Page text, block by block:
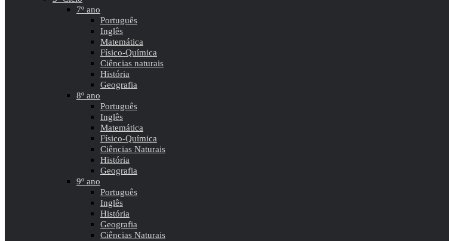
7º ano
Português
Inglês
Matemática
Físico-Química
Ciências naturais
História
Geografia
8º ano
Português
Inglês
Matemática
Físico-Química
Ciências Naturais
História
Geografia
9º ano
Português
Inglês
História
Geografia
Ciências Naturais